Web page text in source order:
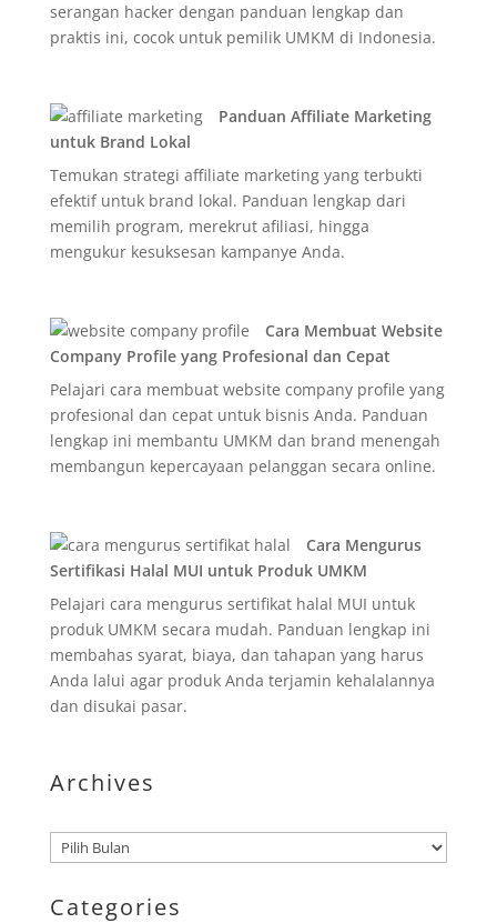
serangan hacker dengan panduan lengkap dan
praktis ini, cocok untuk pemilik UMKM di Indonesia.
Panduan Affiliate Marketing
untuk Brand Lokal
Temukan strategi affiliate marketing yang terbukti
efektif untuk brand lokal. Panduan lengkap dari
memilih program, merekrut afiliasi, hingga
mengukur kesuksesan kampanye Anda.
Cara Membuat Website
Company Profile yang Profesional dan Cepat
Pelajari cara membuat website company profile yang
profesional dan cepat untuk bisnis Anda. Panduan
lengkap ini membantu UMKM dan brand menengah
membangun kepercayaan pelanggan secara online.
Cara Mengurus
Sertifikasi Halal MUI untuk Produk UMKM
Pelajari cara mengurus sertifikat halal MUI untuk
produk UMKM secara mudah. Panduan lengkap ini
membahas syarat, biaya, dan tahapan yang harus
Anda lalui agar produk Anda terjamin kehalalannya
dan disukai pasar.
Archives
Arsip
Categories